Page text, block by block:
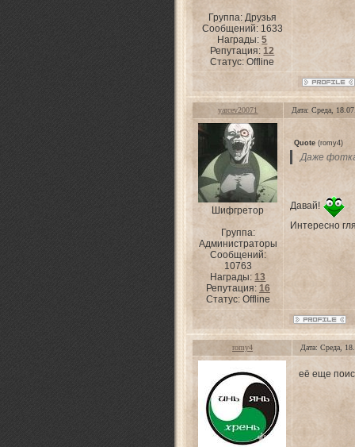
Группа: Друзья
Сообщений: 1633
Награды:5
Репутация:12
Статус:Offline
yarcev20071 Дата: Среда,
Шифгретор
Группа:
Администраторы
Сообщений:
10763
Награды:13
Репутация: 16
Статус: Offline
Quote (romy4)
Даже
Давай!
Интересно
romy4 Дата: Среда,
её еще